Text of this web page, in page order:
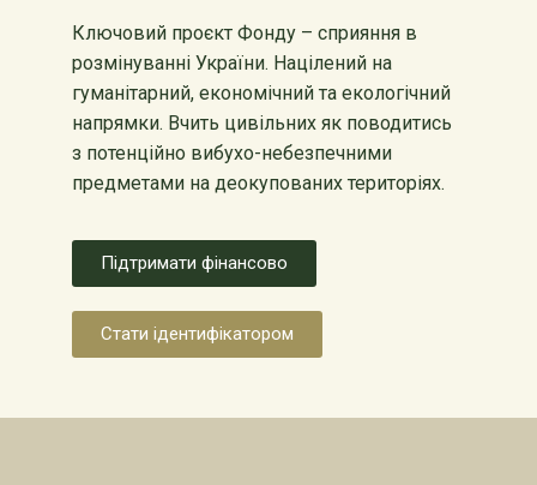
Ключовий проєкт Фонду – сприяння в
розмінуванні України. Націлений на
гуманітарний, економічний та екологічний
напрямки. Вчить цивільних як поводитись
з потенційно вибухо-небезпечними
предметами на деокупованих територіях.
Підтримати фінансово
Стати ідентифікатором